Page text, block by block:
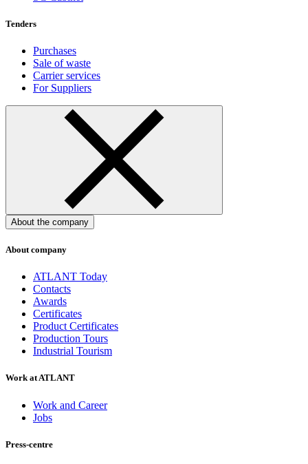
Tenders
Purchases
Sale of waste
Carrier services
For Suppliers
About the company
About company
ATLANT Today
Contacts
Awards
Certificates
Product Certificates
Production Tours
Industrial Tourism
Work at ATLANT
Work and Career
Jobs
Press-centre